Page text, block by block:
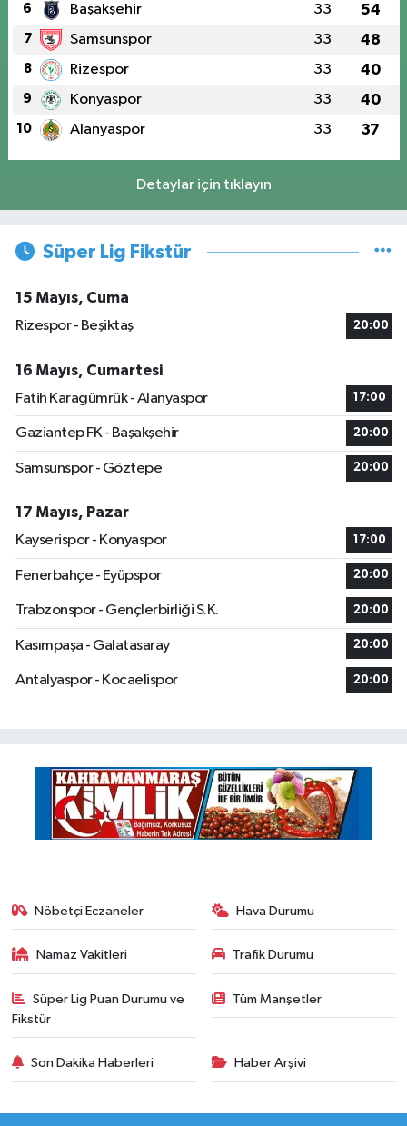
6 Başakşehir 33 54
7 Samsunspor 33 48
8 Rizespor 33 40
9 Konyaspor 33 40
10 Alanyaspor 33 37
Detaylar için tıklayın
Süper Lig Fikstür
15 Mayıs, Cuma
Rizespor - Beşiktaş
20:00
16 Mayıs, Cumartesi
Fatih Karagümrük - Alanyaspor
17:00
Gaziantep FK - Başakşehir 20:00
Samsunspor - Göztepe 20:00
17 Mayıs, Pazar
Kayserispor - Konyaspor
17:00
Fenerbahçe - Eyüpspor 20:00
Trabzonspor - Gençlerbirliği S.K. 20:00
Kasımpaşa - Galatasaray 20:00
Antalyaspor - Kocaelispor 20:00
Nöbetçi Eczaneler Hava Durumu
Namaz Vakitleri Trafik Durumu
Süper Lig Puan Durumu ve
Fikstür
Tüm Manşetler
Son Dakika Haberleri Haber Arşivi